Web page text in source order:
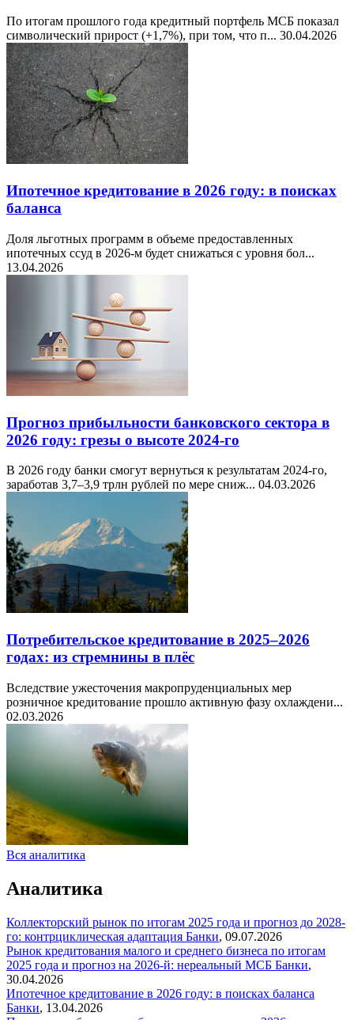
По итогам прошлого года кредитный портфель МСБ показал
символический прирост (+1,7%), при том, что п... 30.04.2026
Ипотечное кредитование в 2026 году: в поисках
баланса
Доля льготных программ в объеме предоставленных
ипотечных ссуд в 2026-м будет снижаться с уровня бол...
13.04.2026
Прогноз прибыльности банковского сектора в
2026 году: грезы о высоте 2024-го
В 2026 году банки смогут вернуться к результатам 2024-го,
заработав 3,7–3,9 трлн рублей по мере сниж... 04.03.2026
Потребительское кредитование в 2025–2026
годах: из стремнины в плёс
Вследствие ужесточения макропруденциальных мер
розничное кредитование прошло активную фазу охлаждени...
02.03.2026
Вся аналитика
Аналитика
Коллекторский рынок по итогам 2025 года и прогноз до 2028-
го: контрциклическая адаптация Банки, 09.07.2026
Рынок кредитования малого и среднего бизнеса по итогам
2025 года и прогноз на 2026-й: нереальный МСБ Банки,
30.04.2026
Ипотечное кредитование в 2026 году: в поисках баланса
Банки, 13.04.2026